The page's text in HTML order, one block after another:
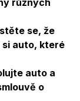
různých
se, že
auto, které
auto a
o